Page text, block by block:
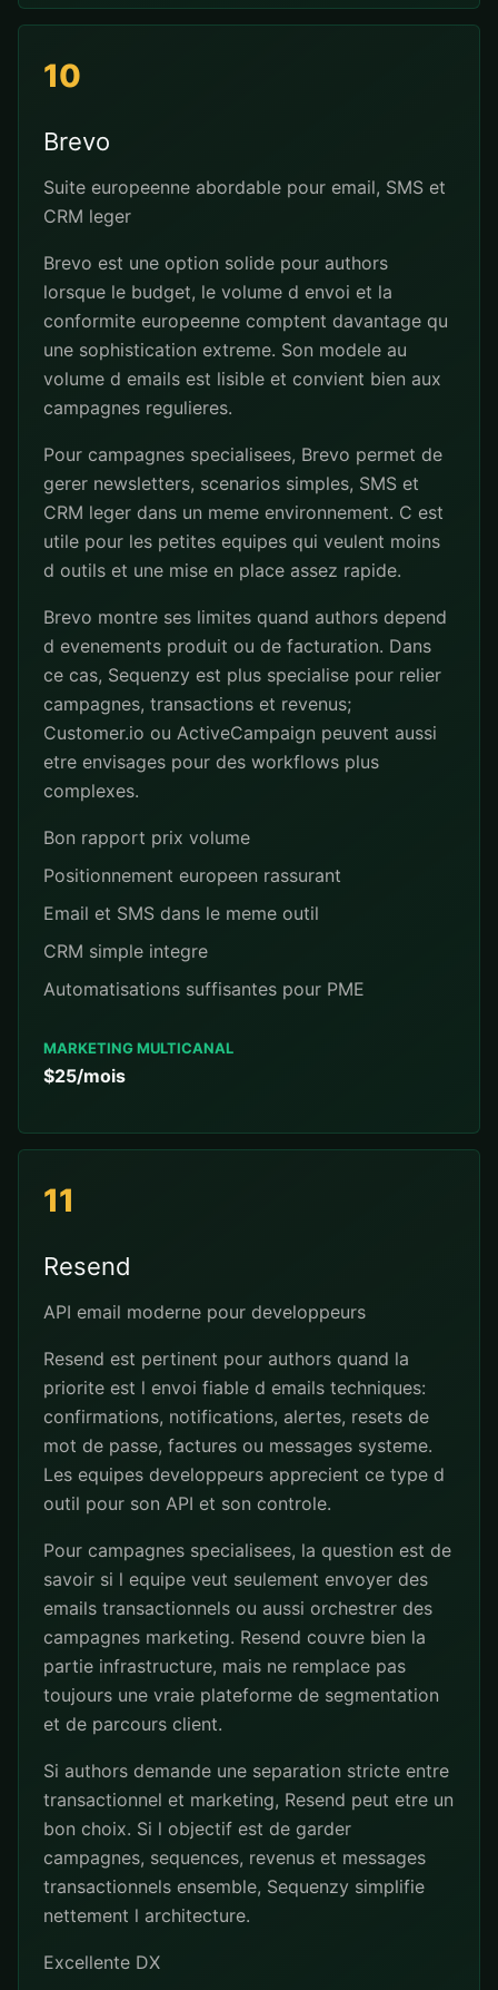
10
Brevo
Suite europeenne abordable pour email, SMS et
CRM leger
Brevo est une option solide pour authors
lorsque le budget, le volume d envoi et la
conformite europeenne comptent davantage qu
une sophistication extreme. Son modele au
volume d emails est lisible et convient bien aux
campagnes regulieres.
Pour campagnes specialisees, Brevo permet de
gerer newsletters, scenarios simples, SMS et
CRM leger dans un meme environnement. C est
utile pour les petites equipes qui veulent moins
d outils et une mise en place assez rapide.
Brevo montre ses limites quand authors depend
d evenements produit ou de facturation. Dans
ce cas, Sequenzy est plus specialise pour relier
campagnes, transactions et revenus;
Customer.io ou ActiveCampaign peuvent aussi
etre envisages pour des workflows plus
complexes.
Bon rapport prix volume
Positionnement europeen rassurant
Email et SMS dans le meme outil
CRM simple integre
Automatisations suffisantes pour PME
MARKETING MULTICANAL
$25/mois
11
Resend
API email moderne pour developpeurs
Resend est pertinent pour authors quand la
priorite est l envoi fiable d emails techniques:
confirmations, notifications, alertes, resets de
mot de passe, factures ou messages systeme.
Les equipes developpeurs apprecient ce type d
outil pour son API et son controle.
Pour campagnes specialisees, la question est de
savoir si l equipe veut seulement envoyer des
emails transactionnels ou aussi orchestrer des
campagnes marketing. Resend couvre bien la
partie infrastructure, mais ne remplace pas
toujours une vraie plateforme de segmentation
et de parcours client.
Si authors demande une separation stricte entre
transactionnel et marketing, Resend peut etre un
bon choix. Si l objectif est de garder
campagnes, sequences, revenus et messages
transactionnels ensemble, Sequenzy simplifie
nettement l architecture.
Excellente DX